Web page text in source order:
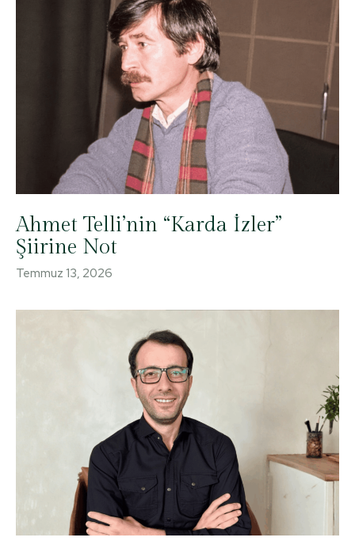
Ahmet Telli’nin “Karda İzler”
Şiirine Not
Temmuz 13, 2026